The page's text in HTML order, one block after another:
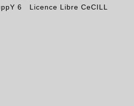
6
Licence Libre CeCILL